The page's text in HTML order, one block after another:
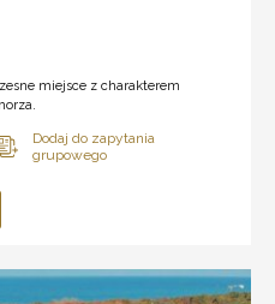
miejsce z charakterem